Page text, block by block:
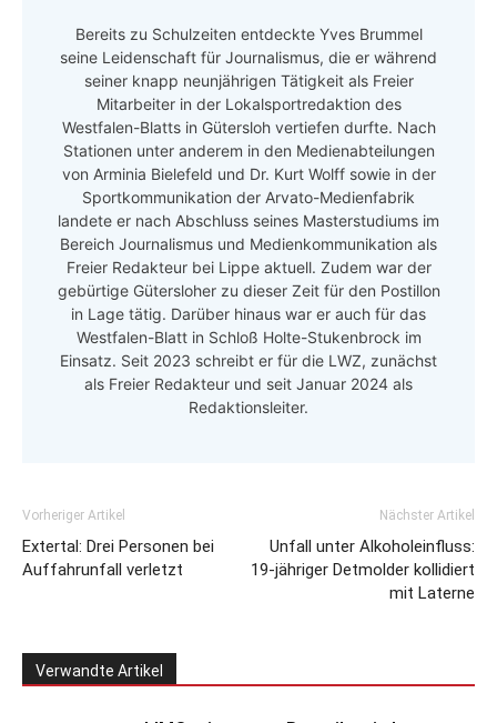
Bereits zu Schulzeiten entdeckte Yves Brummel
seine Leidenschaft für Journalismus, die er während
seiner knapp neunjährigen Tätigkeit als Freier
Mitarbeiter in der Lokalsportredaktion des
Westfalen-Blatts in Gütersloh vertiefen durfte. Nach
Stationen unter anderem in den Medienabteilungen
von Arminia Bielefeld und Dr. Kurt Wolff sowie in der
Sportkommunikation der Arvato-Medienfabrik
landete er nach Abschluss seines Masterstudiums im
Bereich Journalismus und Medienkommunikation als
Freier Redakteur bei Lippe aktuell. Zudem war der
gebürtige Gütersloher zu dieser Zeit für den Postillon
in Lage tätig. Darüber hinaus war er auch für das
Westfalen-Blatt in Schloß Holte-Stukenbrock im
Einsatz. Seit 2023 schreibt er für die LWZ, zunächst
als Freier Redakteur und seit Januar 2024 als
Redaktionsleiter.
Vorheriger Artikel
Extertal: Drei Personen bei
Auffahrunfall verletzt
Nächster Artikel
Unfall unter Alkoholeinfluss:
19-jähriger Detmolder kollidiert
mit Laterne
Verwandte Artikel